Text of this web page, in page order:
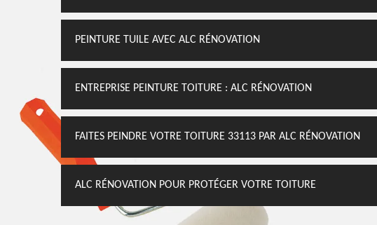
PEINTURE TUILE AVEC ALC RÉNOVATION
ENTREPRISE PEINTURE TOITURE : ALC RÉNOVATION
FAITES PEINDRE VOTRE TOITURE 33113 PAR ALC RÉNOVATION
ALC RÉNOVATION POUR PROTÉGER VOTRE TOITURE